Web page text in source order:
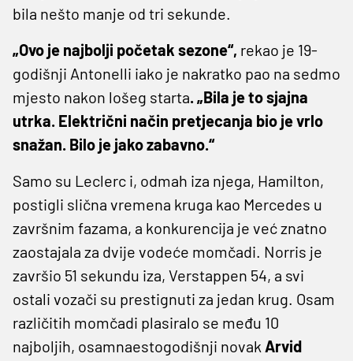
bila nešto manje od tri sekunde.
„Ovo je najbolji početak sezone“, rekao je 19-
godišnji Antonelli iako je nakratko pao na sedmo
mjesto nakon lošeg starta. „Bila je to sjajna
utrka. Električni način pretjecanja bio je vrlo
snažan. Bilo je jako zabavno.“
Samo su Leclerc i, odmah iza njega, Hamilton,
postigli slična vremena kruga kao Mercedes u
završnim fazama, a konkurencija je već znatno
zaostajala za dvije vodeće momčadi. Norris je
završio 51 sekundu iza, Verstappen 54, a svi
ostali vozači su prestignuti za jedan krug. Osam
različitih momčadi plasiralo se među 10
najboljih, osamnaestogodišnji novak Arvid